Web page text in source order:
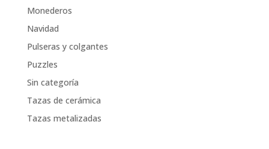
Monederos
Navidad
Pulseras y colgantes
Puzzles
Sin categoría
Tazas de cerámica
Tazas metalizadas